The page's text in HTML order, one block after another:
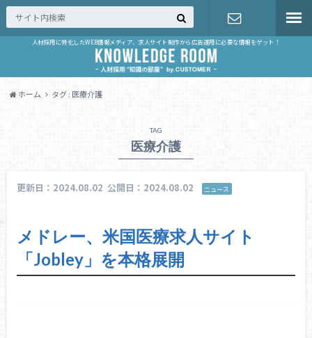
人材採用に特化したWEB情報メディア、求人サイト制作から広告運用に必要な情報をゲット！
お問い合せ
ホーム タグ : 医療介護
TAG
医療介護
更新日：2024.08.02 公開日：2024.08.02 ニュース
メドレー、米国医療求人サイト
「Jobley」を本格展開